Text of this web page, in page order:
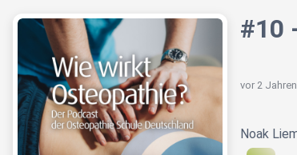
#10
vor 2 Jahren
Noak